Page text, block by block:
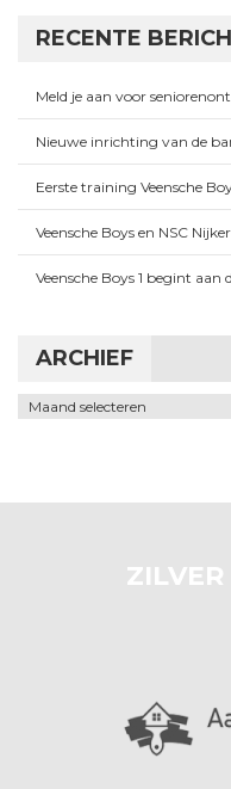
RECENTE
Meld je aan voor
Nieuwe inrichting van de
Eerste training Veensche
Veensche Boys en NSC
Veensche Boys 1 begint
ARCHIEF
Archief
ZILVER